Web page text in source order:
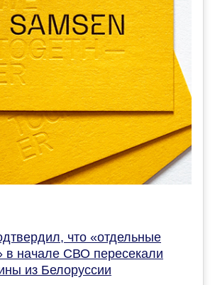
что «отдельные
в начале СВО пересекали
из Белоруссии